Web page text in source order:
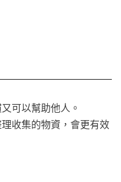
可以幫助他人。
收集的物資，會更有效